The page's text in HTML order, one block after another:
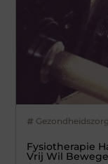
Gezondheidszorg
Fysiotherapie
Vrij Wil